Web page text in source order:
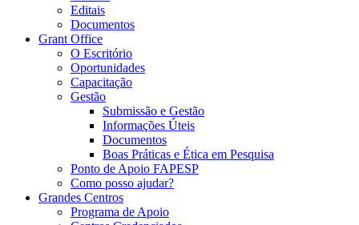
Editais
Documentos
Grant Office
O Escritório
Oportunidades
Capacitação
Gestão
Submissão e Gestão
Informações Úteis
Documentos
Boas Práticas e Ética em Pesquisa
Ponto de Apoio FAPESP
Como posso ajudar?
Grandes Centros
Programa de Apoio